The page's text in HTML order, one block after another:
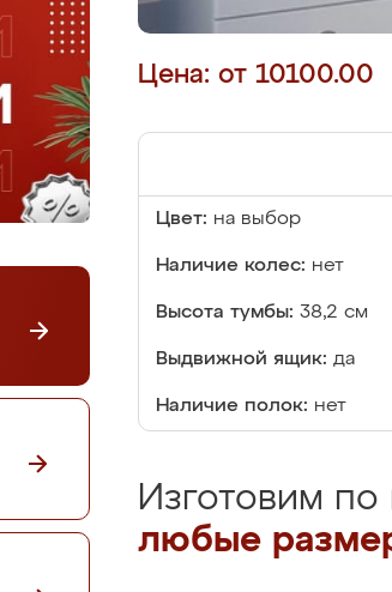
Цена: от 10100.00
Цвет: на выбор
Наличие колес: нет
Высота тумбы: 38,2 см
Выдвижной ящик: да
Наличие полок: нет
Изготовим по
любые